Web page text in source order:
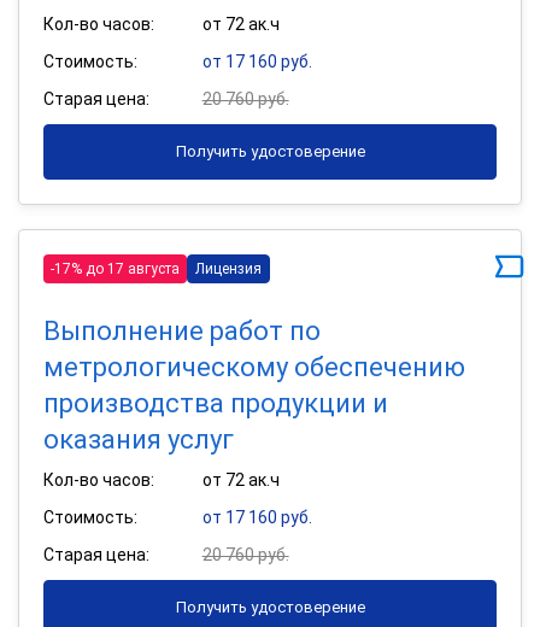
Кол-во часов:
от 72 ак.ч
Стоимость:
от 17 160 руб.
Старая цена:
20 760 руб.
Получить удостоверение
-17% до 17 августа Лицензия
Выполнение работ по
метрологическому обеспечению
производства продукции и
оказания услуг
Кол-во часов:
от 72 ак.ч
Стоимость:
от 17 160 руб.
Старая цена:
20 760 руб.
Получить удостоверение